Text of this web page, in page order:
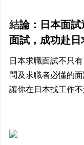
結論：日本面
面試，成功赴日
日本求職面試不只
問及求職者必懂的
讓你在日本找工作不